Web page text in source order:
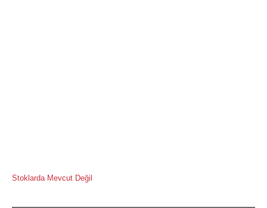
Stoklarda Mevcut Değil